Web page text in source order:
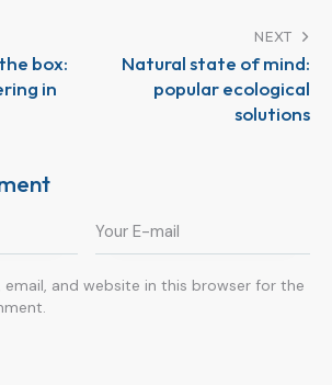
box:
in
NEXT
Natural state of mind:
popular ecological
solutions
email, and website in this browser for the